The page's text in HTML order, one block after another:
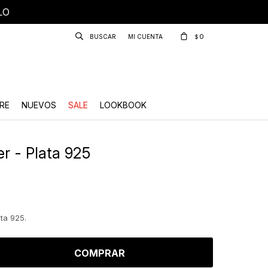
NUEVOS SALE LOOKBOOK
$ 0
- Plata 925
925.
COMPRAR